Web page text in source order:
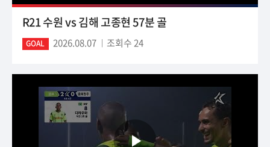
R21 수원 vs 김해 고종현 57분 골
GOAL 2026.08.07 조회수 24